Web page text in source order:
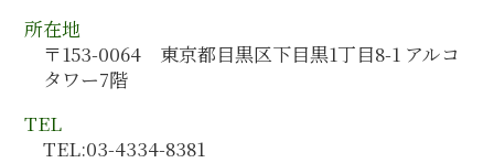
事業承継 注意点
人事制度構築
組織再編 スキーム
島根県 会計監査
徳島県 会計監査
山形県 会計コンサルティング
奈良県 会計監査
大阪府 会計監査
所在地
〒153-0064 東京都目黒区下目黒1丁目8-1 アルコ
タワー7階
TEL
TEL:03-4334-8381